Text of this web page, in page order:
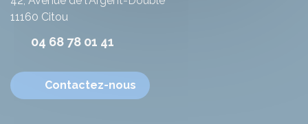
11160 Citou
04 68 78 01 41
Contactez-nous